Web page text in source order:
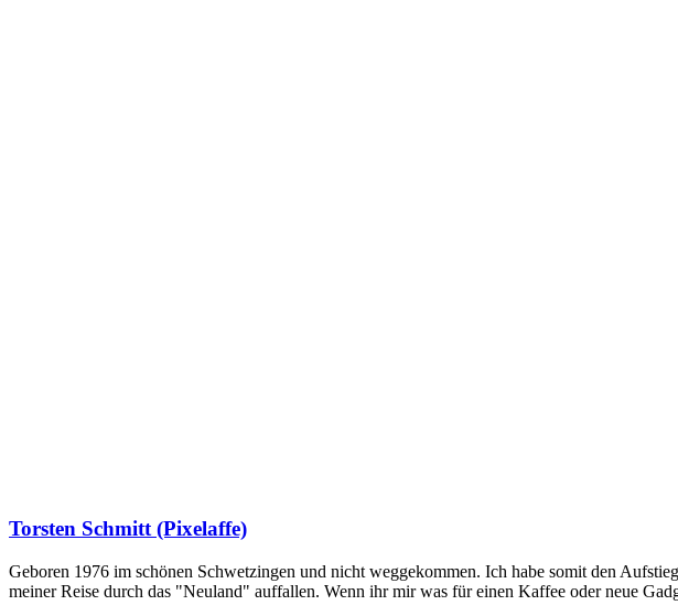
Torsten Schmitt (Pixelaffe)
Geboren 1976 im schönen Schwetzingen und nicht weggekommen. Ich habe somit den
meiner Reise durch das "Neuland" auffallen. Wenn ihr mir was für einen Kaffee oder neue